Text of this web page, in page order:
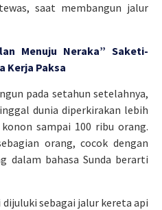
saat membangun jalur
Menuju Neraka” Saketi-
Kerja Paksa
pada setahun setelahnya,
dunia diperkirakan lebih
sampai 100 ribu orang.
orang, cocok dengan
dalam bahasa Sunda berarti
sebagai jalur kereta api